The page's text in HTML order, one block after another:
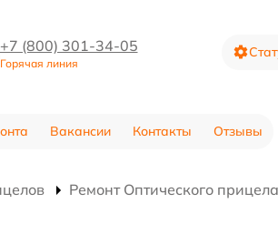
+7 (800) 301-34-05
Горячая линия
Вакансии Контакты Отзывы
Ремонт Оптического